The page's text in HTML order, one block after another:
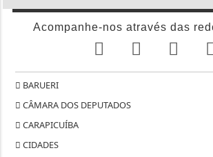
Acompanhe-nos através das
BARUERI
CÂMARA DOS DEPUTADOS
CARAPICUÍBA
CIDADES